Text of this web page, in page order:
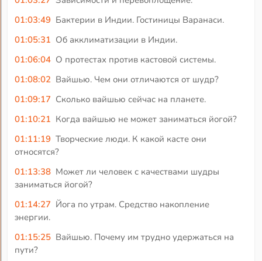
01:03:49 Бактерии в Индии. Гостиницы Варанаси.
01:05:31 Об акклиматизации в Индии.
01:06:04 О протестах против кастовой системы.
01:08:02 Вайшью. Чем они отличаются от шудр?
01:09:17 Сколько вайшью сейчас на планете.
01:10:21 Когда вайшью не может заниматься йогой?
01:11:19 Творческие люди. К какой касте они
относятся?
01:13:38 Может ли человек с качествами шудры
заниматься йогой?
01:14:27 Йога по утрам. Средство накопление
энергии.
01:15:25 Вайшью. Почему им трудно удержаться на
пути?